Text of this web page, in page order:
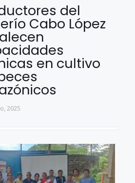
del
Cabo López
en cultivo
2025